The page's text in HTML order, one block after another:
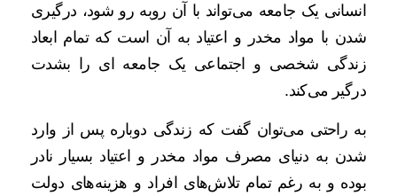
انسانی یک جامعه می‌تواند با آن روبه رو شود، درگیری
شدن با مواد مخدر و اعتیاد به آن است که تمام ابعاد
زندگی شخصی و اجتماعی یک جامعه ای را بشدت
درگیر می‌کند.
به راحتی می‌توان گفت که زندگی دوباره پس از وارد
شدن به دنیای مصرف مواد مخدر و اعتیاد بسیار نادر
بوده و به رغم تمام تلاش‌های افراد و هزینه‌های دولت